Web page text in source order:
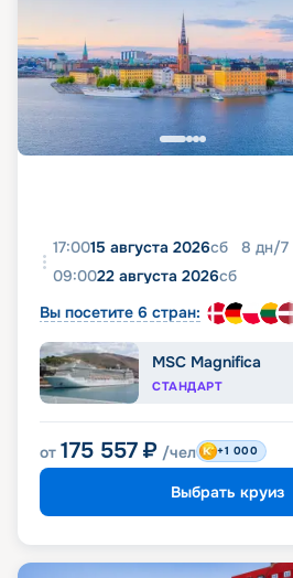
17:0015 августа 2026сб 8 дн/7
09:0022 августа 2026сб
Вы посетите 6 стран:
MSC Magnifica
СТАНДАРТ
от 175 557 ₽ /чел +1 000
Выбрать круиз